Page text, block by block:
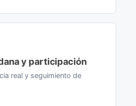
y participación
real y seguimiento de